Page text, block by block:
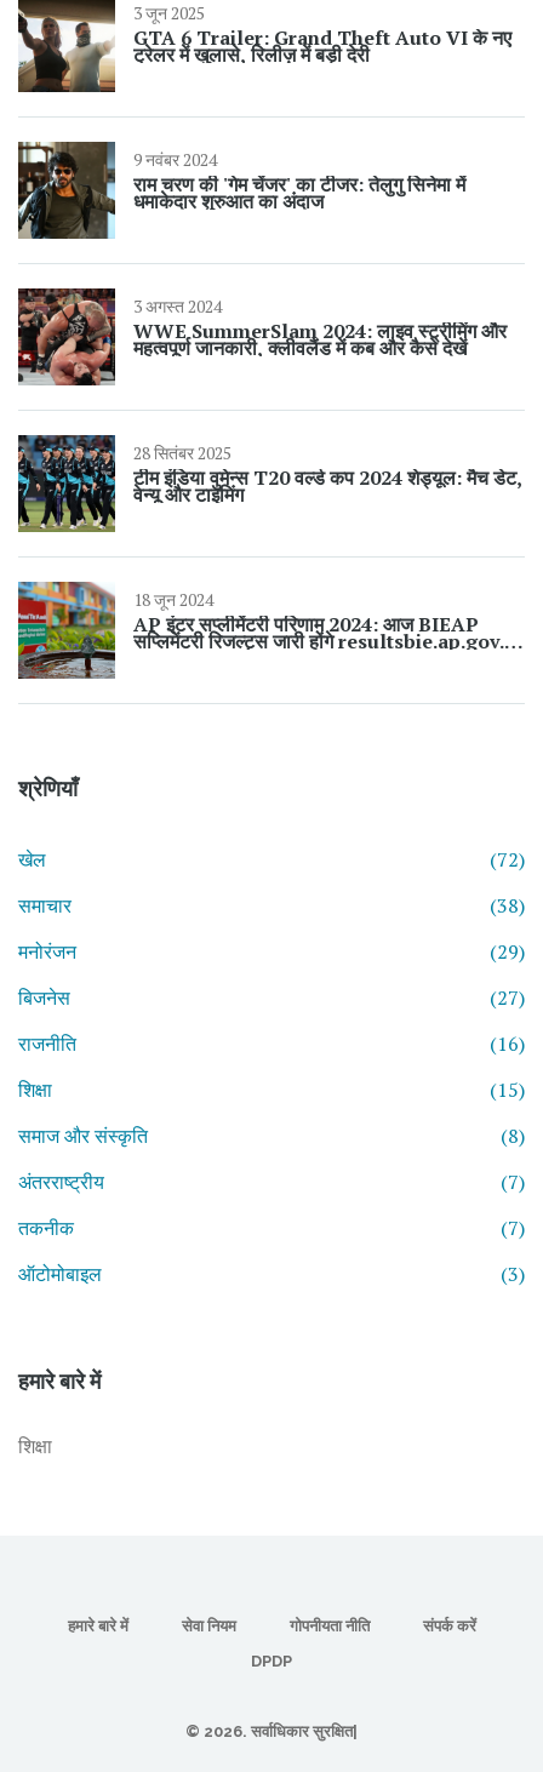
3 जून 2025
GTA 6 Trailer: Grand Theft Auto VI के नए
ट्रेलर में खुलासे, रिलीज़ में बड़ी देरी
9 नवंबर 2024
राम चरण की 'गेम चेंजर' का टीजर: तेलुगु सिनेमा में
धमाकेदार शुरुआत का अंदाज
3 अगस्त 2024
WWE SummerSlam 2024: लाइव स्ट्रीमिंग और
महत्वपूर्ण जानकारी, क्लीवलैंड में कब और कैसे देखें
28 सितंबर 2025
टीम इंडिया वुमेन्स T20 वर्ल्ड कप 2024 शेड्यूल: मैच डेट,
वेन्यू और टाइमिंग
18 जून 2024
AP इंटर सप्लीमेंटरी परिणाम 2024: आज BIEAP
सप्लिमेंटरी रिजल्ट्स जारी होंगे resultsbie.ap.gov.in
श्रेणियाँ
खेल
(72)
समाचार
(38)
मनोरंजन
(29)
बिजनेस
(27)
राजनीति
(16)
शिक्षा
(15)
समाज और संस्कृति
(8)
अंतरराष्ट्रीय
(7)
तकनीक
(7)
ऑटोमोबाइल
(3)
हमारे बारे में
शिक्षा
हमारे बारे में सेवा नियम गोपनीयता नीति
संपर्क करें
DPDP
© 2026. सर्वाधिकार सुरक्षित|